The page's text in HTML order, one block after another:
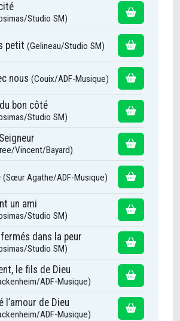
Studio SM)
petit (Gelineau/Studio SM)
nous (Couix/ADF-Musique)
bon côté
Studio SM)
Vincent/Bayard)
(Sœur Agathe/ADF-Musique)
un ami
Studio SM)
dans la peur
Studio SM)
le fils de Dieu
ADF-Musique)
l’amour de Dieu
ADF-Musique)